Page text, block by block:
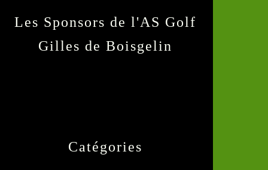
Catégories
Les Sponsors de l'AS Golf
Gilles de Boisgelin